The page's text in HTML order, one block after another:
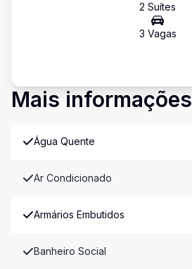
2 Suítes
3 Vagas
Mais informações
Água Quente
Ar Condicionado
Armários Embutidos
Banheiro Social